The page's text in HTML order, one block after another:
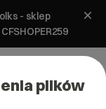
- sklep
plików